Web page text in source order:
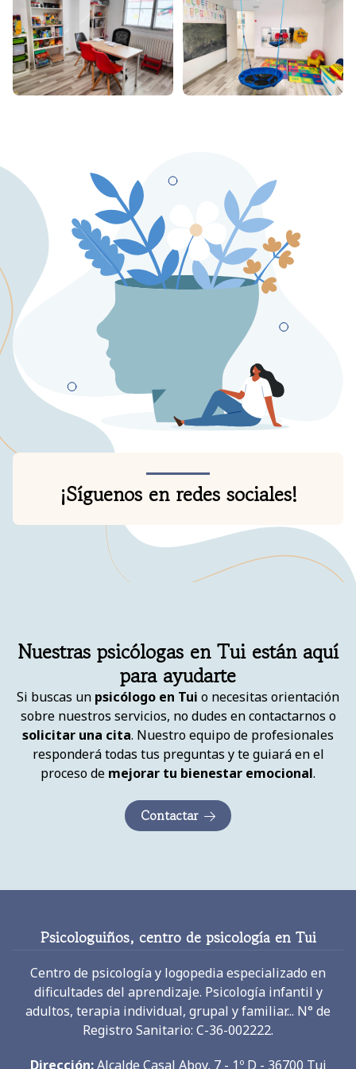
¡Síguenos en redes sociales!
para ayudarte
Si buscas un psicólogo en Tuio necesitas orientación
sobre nuestros servicios, no dudes en contactarnos o
solicitar una cita. Nuestro equipo de profesionales
responderá todas tus preguntas y te guiará en el
proceso demejorar tu bienestar emocional.
Contactar
Centro de psicología y logopedia especializado en
adultos, terapia individual, grupal y familiar... N° de
Registro Sanitario: C-36-002222.
Dirección:Alcalde Casal Aboy, 7 - 1º D - 36700 Tui